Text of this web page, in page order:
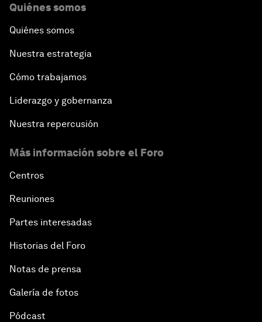
Quiénes somos
Quiénes somos
Nuestra estrategia
Cómo trabajamos
Liderazgo y gobernanza
Nuestra repercusión
Más información sobre el Foro
Centros
Reuniones
Partes interesadas
Historias del Foro
Notas de prensa
Galería de fotos
Pódcast